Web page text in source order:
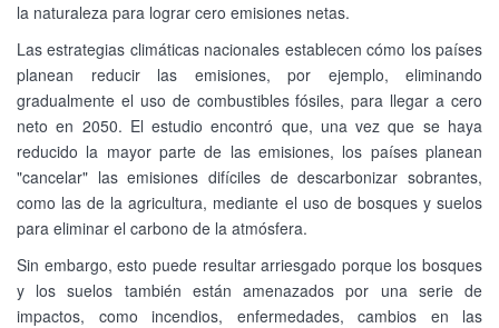
la naturaleza para lograr cero emisiones netas.
Las estrategias climáticas nacionales establecen cómo los países
planean reducir las emisiones, por ejemplo, eliminando
gradualmente el uso de combustibles fósiles, para llegar a cero
neto en 2050. El estudio encontró que, una vez que se haya
reducido la mayor parte de las emisiones, los países planean
"cancelar" las emisiones difíciles de descarbonizar sobrantes,
como las de la agricultura, mediante el uso de bosques y suelos
para eliminar el carbono de la atmósfera.
Sin embargo, esto puede resultar arriesgado porque los bosques
y los suelos también están amenazados por una serie de
impactos, como incendios, enfermedades, cambios en las